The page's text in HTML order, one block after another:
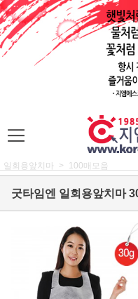
일회용앞치마 100매모음
굿타임엔 일회용앞치마